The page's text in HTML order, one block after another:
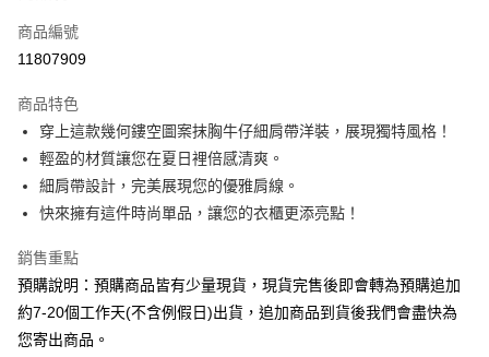
信用卡一次付款
超商取貨付款
Apple Pay
街口支付
悠遊付
Google Pay
全支付
商品編號
11807909
商品特色
穿上這款幾何鏤空圖案抹胸牛仔細肩帶洋裝，展現獨特風格！
輕盈的材質讓您在夏日裡倍感清爽。
細肩帶設計，完美展現您的優雅肩線。
快來擁有這件時尚單品，讓您的衣櫃更添亮點！
銷售重點
預購說明：預購商品皆有少量現貨，現貨完售後即會轉為預購追加
約7-20個工作天(不含例假日)出貨，追加商品到貨後我們會盡快為
您寄出商品。